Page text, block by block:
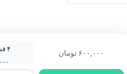
آهو
۶۰۰,۰۰۰ تومان ۴ قسط هر ماه